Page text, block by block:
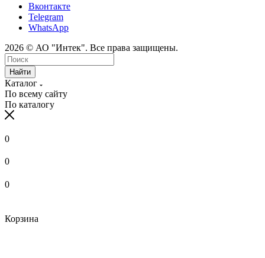
Вконтакте
Telegram
WhatsApp
2026 © АО "Интек". Все права защищены.
Найти
Каталог
По всему сайту
По каталогу
0
0
0
Корзина